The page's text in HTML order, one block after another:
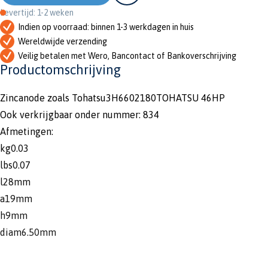
Levertijd: 1-2 weken
Indien op voorraad: binnen 1-3 werkdagen in huis
Wereldwijde verzending
Veilig betalen met Wero, Bancontact of Bankoverschrijving
Productomschrijving
Zincanode zoals Tohatsu3H6602180TOHATSU 46HP
Ook verkrijgbaar onder nummer: 834
Afmetingen:
kg0.03
lbs0.07
l28mm
a19mm
h9mm
diam6.50mm